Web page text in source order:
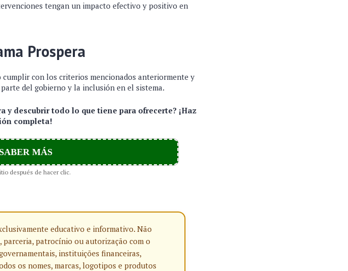
tengan un impacto efectivo y positivo en
Prospera
con los criterios mencionados anteriormente y
del gobierno y la inclusión en el sistema.
y descubrir todo lo que tiene para ofrecerte? ¡Haz
completa!
MÁS
después de hacer clic.
educativo e informativo. Não
patrocínio ou autorização com o
instituições financeiras,
os nomes, marcas, logotipos e produtos